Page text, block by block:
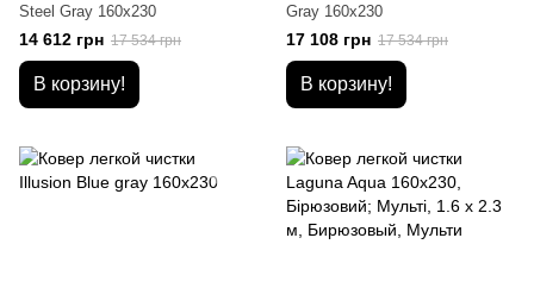
Steel Gray 160x230
14 612 грн 17 534 грн
В корзину!
Gray 160x230
17 108 грн 17 534 грн
В корзину!